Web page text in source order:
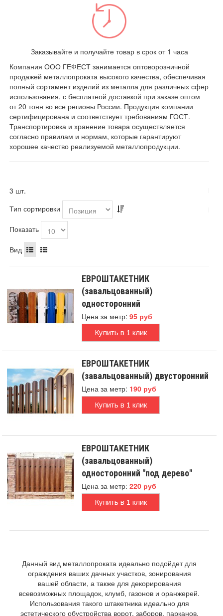
Заказывайте и получайте товар в срок от 1 часа
Компания ООО ГЕФЕСТ занимается оптоворозничной
продажей металлопроката высокого качества, обеспечивая
полный сортамент изделий из металла для различных сфер
использования, с бесплатной доставкой при заказе оптом
от 20 тонн во все регионы России. Продукция компании
сертифицирована и соответствует требованиям ГОСТ.
Транспортировка и хранение товара осуществляется
согласно правилам и нормам, которые гарантируют
хорошее качество реализуемой металлопродукции.
3 шт.
Тип сортировки
Показать
Вид
ЕВРОШТАКЕТНИК
(завальцованный)
односторонний
Цена за метр:95 руб
Купить в 1 клик
ЕВРОШТАКЕТНИК
(завальцованный) двусторонний
Цена за метр: 190 руб
Купить в 1 клик
ЕВРОШТАКЕТНИК
(завальцованный)
односторонний "под дерево"
Цена за метр:220 руб
Купить в 1 клик
Данный вид металлопроката идеально подойдет для
ограждения ваших дачных участков, зонирования
вашей области, а также для декорирования
всевозможных площадок, клумб, газонов и оранжерей.
Использования такого штакетника идеально для
эстетического обустройства ворот, заборов, парканов,